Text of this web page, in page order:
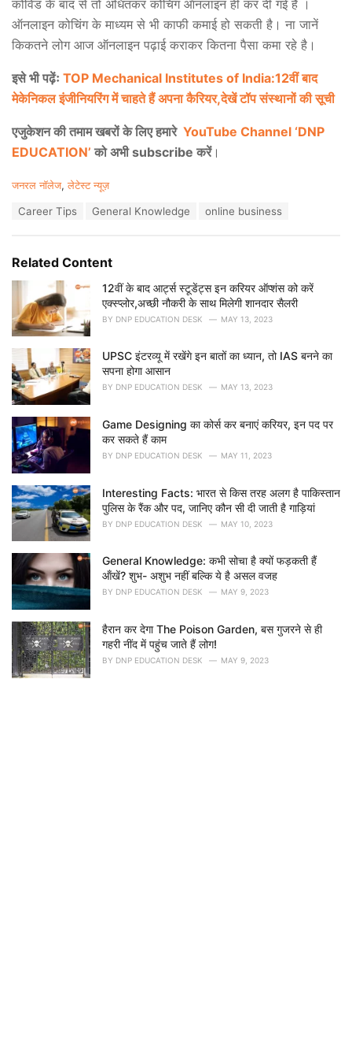
कोविड के बाद से तो अधितकर कोचिंग ऑनलाइन ही कर दी गई है ।
ऑनलाइन कोचिंग के माध्यम से भी काफी कमाई हो सकती है। ना जानें
किकतने लोग आज ऑनलाइन पढ़ाई कराकर कितना पैसा कमा रहे है।
इसे भी पढ़ेंः TOP Mechanical Institutes of India:12वीं बाद
मेकेनिकल इंजीनियरिंग में चाहते हैं अपना कैरियर,देखें टॉप संस्थानों की सूची
एजुकेशन की तमाम खबरों के लिए हमारे YouTube Channel ‘DNP
EDUCATION’को अभी subscribe करें।
C
o
r
i
:
जनरल नॉलेज,लेटेस्ट न्यूज़
:
Career Tips General Knowledge online business
Related Content
12वीं के बाद आर्ट्स स्टूडेंट्स इन करियर ऑप्शंस को करें
एक्स्प्लोर,अच्छी नौकरी के साथ मिलेगी शानदार सैलरी
BY DNP EDUCATION DESK MAY 13, 2023
UPSC इंटरव्यू में रखेंगे इन बातों का ध्यान, तो IAS बनने का
सपना होगा आसान
BY DNP EDUCATION DESK MAY 13, 2023
Game Designing का कोर्स कर बनाएं करियर, इन पद पर
कर सकते हैं काम
BY DNP EDUCATION DESK MAY 11, 2023
Interesting Facts: भारत से किस तरह अलग है पाकिस्तान
पुलिस के रैंक और पद, जानिए कौन सी दी जाती है गाड़ियां
BY DNP EDUCATION DESK MAY 10, 2023
General Knowledge: कभी सोचा है क्यों फड़कती हैं
ऑंखें? शुभ- अशुभ नहीं बल्कि ये है असल वजह
BY DNP EDUCATION DESK MAY 9, 2023
हैरान कर देगा The Poison Garden, बस गुजरने से ही
गहरी नींद में पहुंच जाते हैं लोग!
BY DNP EDUCATION DESK MAY 9, 2023